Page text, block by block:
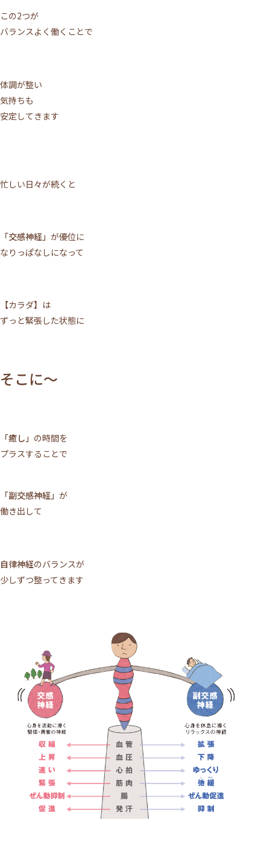
この2つが
バランスよく働くことで
体調が整い
気持ちも
安定してきます
忙しい日々が続くと
「交感神経」 が優位に
なりっぱなしになって
【カラダ】は
ずっと緊張した状態に
そこに～
「癒し」 の時間を
プラスすることで
「副交感神経」 が
働き出して
自律神経のバランスが
少しずつ整ってきます